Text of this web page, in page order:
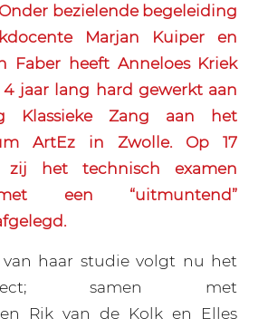
Onder bezielende begeleiding
Marjan Kuiper en
Faber heeft Anneloes Kriek
jaar lang hard gewerkt aan
Klassieke Zang aan het
ArtEz in Zwolle. Op 17
zij het technisch examen
een “uitmuntend”
haar studie volgt nu het
samen met
Rik van de Kolk en Elles